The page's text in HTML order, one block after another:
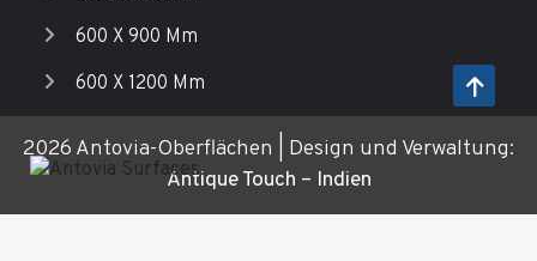
600 X 900 Mm
600 X 1200 Mm
2026 Antovia-Oberflächen | Design und Verwaltung:
Antique Touch – Indien